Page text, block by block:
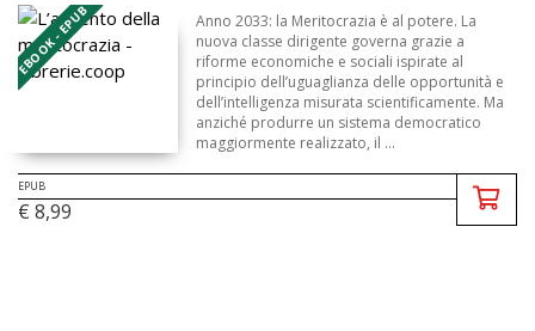
EBOOK - EPUB
Anno 2033: la Meritocrazia è al potere. La
nuova classe dirigente governa grazie a
riforme economiche e sociali ispirate al
principio dell’uguaglianza delle opportunità e
dell’intelligenza misurata scientificamente. Ma
anziché produrre un sistema democratico
maggiormente realizzato, il ...
EPUB
€ 8,99